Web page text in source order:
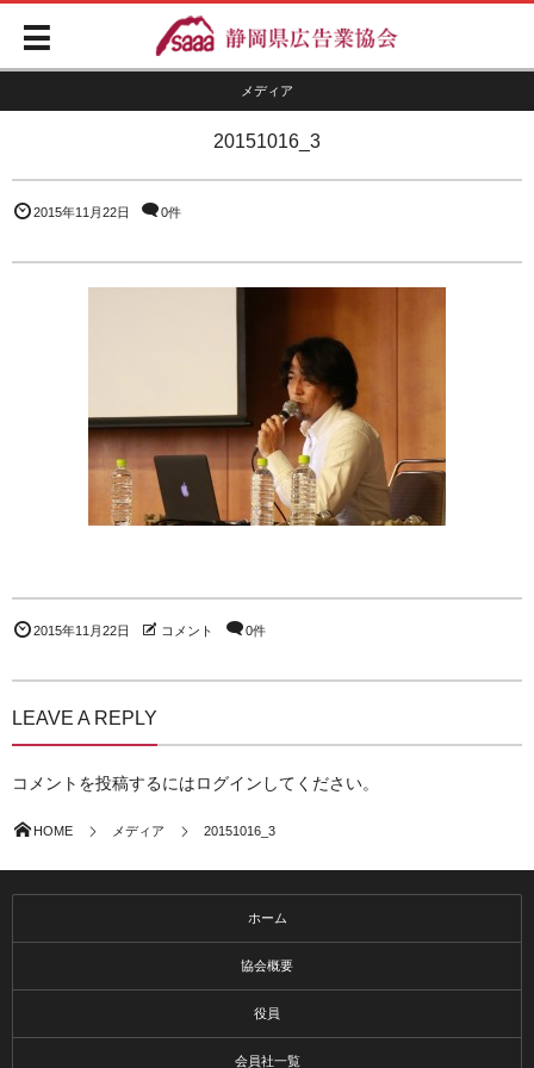
メディア
20151016_3
2015年11月22日 0件
2015年11月22日 コメント 0件
LEAVE A REPLY
コメントを投稿するにはログイン してください。
HOME メディア 20151016_3
ホーム
協会概要
役員
会員社一覧